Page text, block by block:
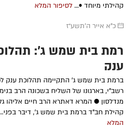
קהילתי מיוחד •... לסיפור המלא
כ"א אייר ה׳תשע״ז
רמת בית שמש ג':
ענק
ברמת בית שמש ג' התקיימה תהלוכת ענק
רשב"י, בארגונו של השליח בשכונה הרב
מנדלסון ● המרא דאתרא הרב חיים אליהו
קהילת חב"ד ברמת בית שמש ג', דיבר
המלא